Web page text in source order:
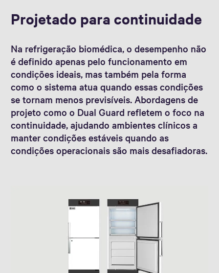
Projetado para continuidade
Na refrigeração biomédica, o desempenho não
é definido apenas pelo funcionamento em
condições ideais, mas também pela forma
como o sistema atua quando essas condições
se tornam menos previsíveis. Abordagens de
projeto como o Dual Guard refletem o foco na
continuidade, ajudando ambientes clínicos a
manter condições estáveis quando as
condições operacionais são mais desafiadoras.